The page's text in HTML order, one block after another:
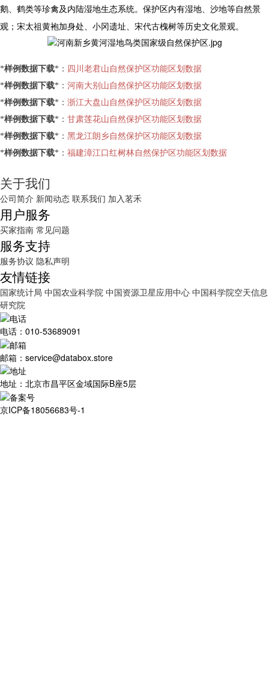
鹅、鹤类等珍禽及内陆湿地生态系统。保护区内有湿地、沙地等自然景
观；宋太祖黄袍加身处、小冈遗址、宋代古槐树等历史文化景观。
*样例数据下载*： 四川老君山自然保护区功能区划数据
*样例数据下载*： 河南大别山自然保护区功能区划数据
*样例数据下载*： 浙江大盘山自然保护区功能区划数据
*样例数据下载*： 甘肃莲花山自然保护区功能区划数据
*样例数据下载*： 黑龙江朗乡自然保护区功能区划数据
*样例数据下载*： 福建漳江口红树林自然保护区功能区划数据
关于我们
公司简介 新闻动态 联系我们 加入茗禾
用户服务
买家指南 常见问题
服务支持
服务协议 隐私声明
友情链接
国家统计局 中国农业科学院 中国资源卫星应用中心 中国科学院空天信息
研究院
电话：010-53689091
邮箱：service@databox.store
地址：北京市昌平区金域国际B座5层
京ICP备18056683号-1